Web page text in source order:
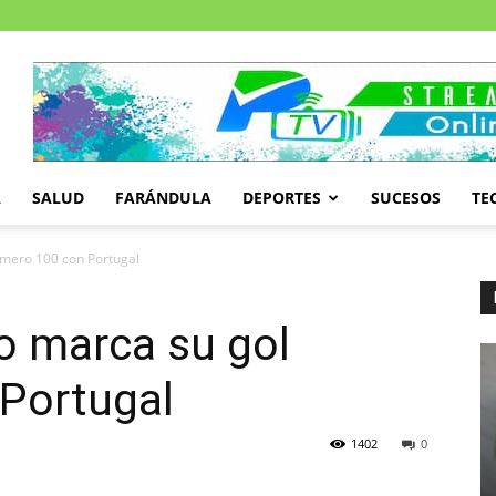
SALUD FARÁNDULA DEPORTES SUCESOS
100 con Portugal
marca su gol
0
1402